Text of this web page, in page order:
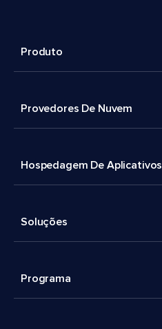
Produto
Provedores De Nuvem
Hospedagem De Aplicativos
Soluções
Programa